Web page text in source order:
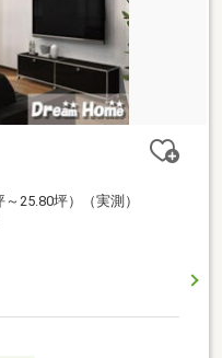
～25.80坪）（実測）